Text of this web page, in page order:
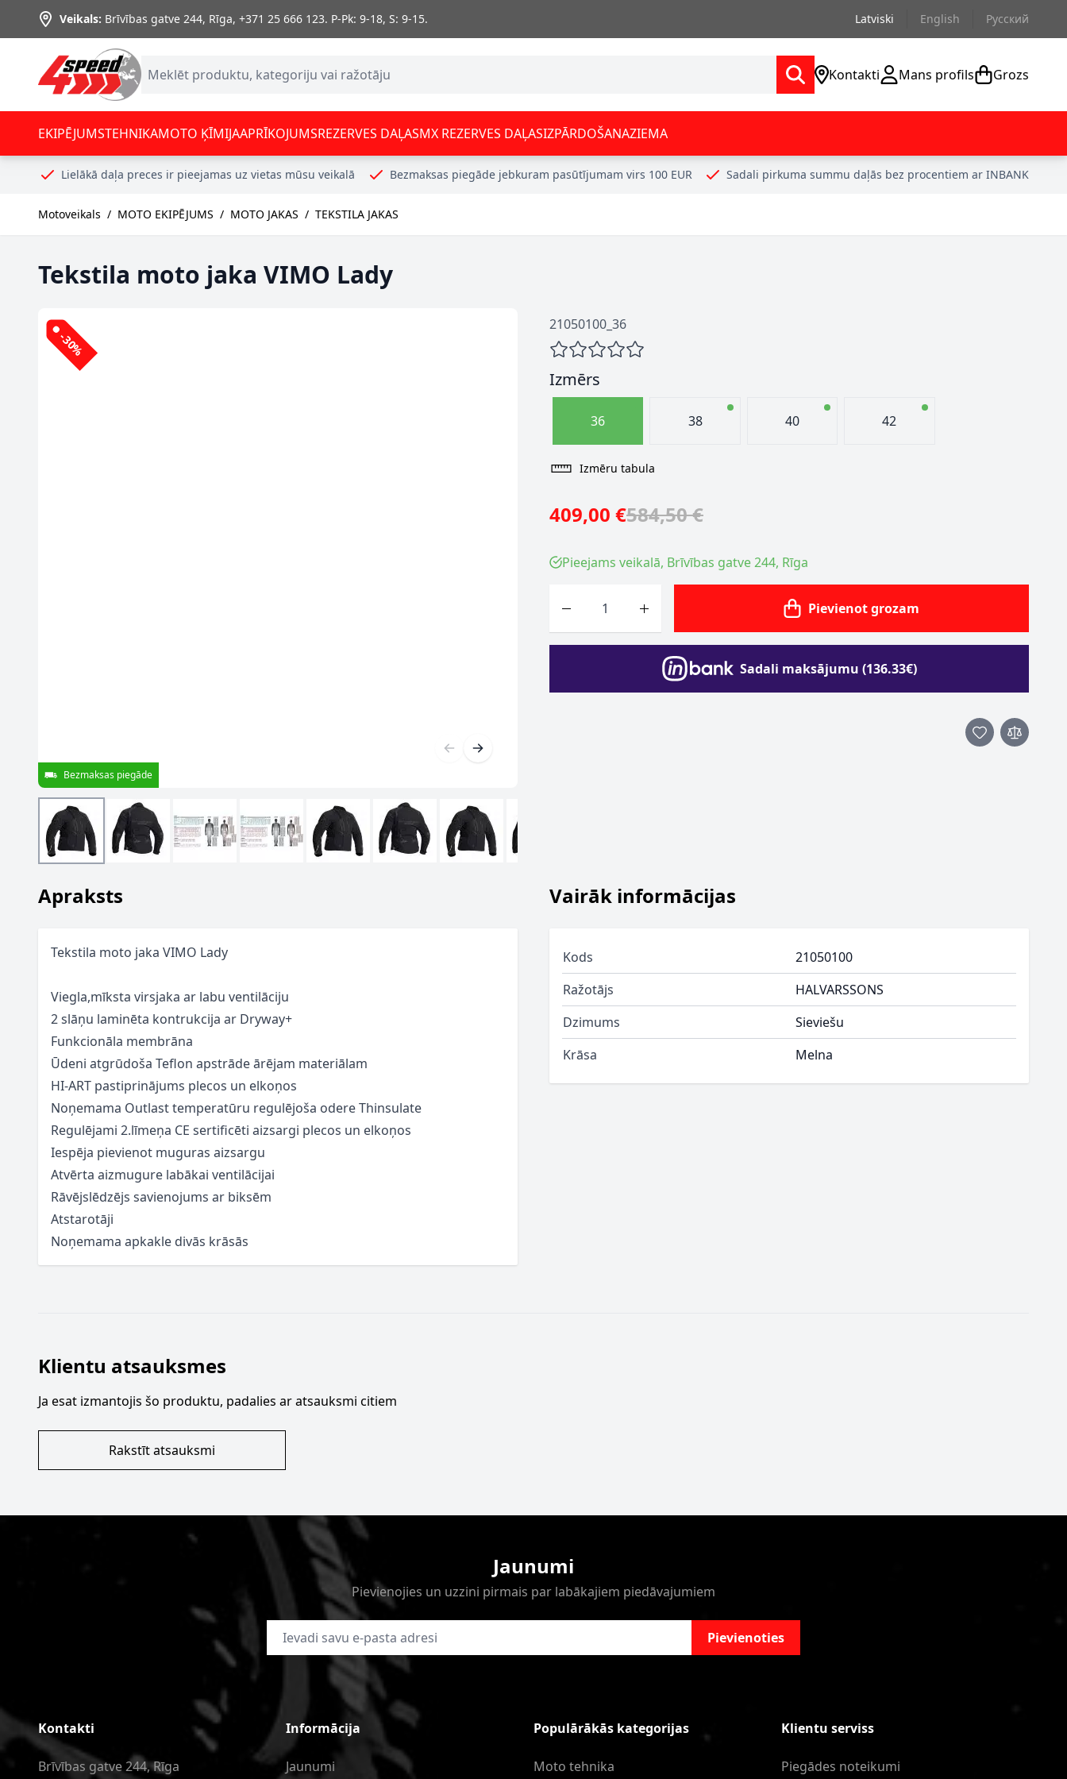
Skip to Content
Veikals: Brīvības gatve 244, Rīga, +371 25 666 123. P-Pk: 9-18, S: 9-15. Latviski English Русский
Kontakti Mans profils Grozs
EKIPĒJUMSTEHNIKAMOTO ĶĪMIJAAPRĪKOJUMSREZERVES DAĻASMX REZERVES DAĻASIZPĀRDOŠANAZIEMA
Lielākā daļa preces ir pieejamas uz vietas mūsu veikalā Bezmaksas piegāde jebkuram pasūtījumam virs 100 EUR Sadali pirkuma summu daļās bez procentiem ar INBANK
Motoveikals / MOTO EKIPĒJUMS / MOTO JAKAS / TEKSTILA JAKAS
Tekstila moto jaka VIMO Lady
21050100_36
-30%
Bezmaksas piegāde
Izmērs
36 38 40 42
Izmēru tabula
409,00 €584,50 €
Pieejams veikalā, Brīvības gatve 244, Rīga
Pievienot grozam
Sadali maksājumu (136.33€)
Apraksts
Tekstila moto jaka VIMO Lady
Viegla,mīksta virsjaka ar labu ventilāciju
2 slāņu laminēta kontrukcija ar Dryway+
Funkcionāla membrāna
Ūdeni atgrūdoša Teflon apstrāde ārējam materiālam
HI-ART pastiprinājums plecos un elkoņos
Noņemama Outlast temperatūru regulējoša odere Thinsulate
Regulējami 2.līmeņa CE sertificēti aizsargi plecos un elkoņos
Iespēja pievienot muguras aizsargu
Atvērta aizmugure labākai ventilācijai
Rāvējslēdzējs savienojums ar biksēm
Atstarotāji
Noņemama apkakle divās krāsās
Vairāk informācijas
Kods
21050100
Ražotājs
HALVARSSONS
Dzimums
Sieviešu
Krāsa
Melna
Klientu atsauksmes
Ja esat izmantojis šo produktu, padalies ar atsauksmi citiem
Rakstīt atsauksmi
Jaunumi
Pievienojies un uzzini pirmais par labākajiem piedāvajumiem
E-pasta adrese Pievienoties
Kontakti
Brīvības gatve 244, Rīga
Informācija
Jaunumi
Populārākās kategorijas
Moto tehnika
Klientu serviss
Piegādes noteikumi